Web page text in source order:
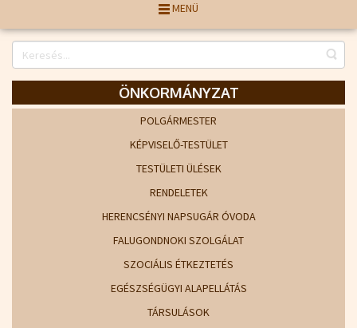
MENÜ
ÖNKORMÁNYZAT
POLGÁRMESTER
KÉPVISELŐ-TESTÜLET
TESTÜLETI ÜLÉSEK
RENDELETEK
HERENCSÉNYI NAPSUGÁR ÓVODA
FALUGONDNOKI SZOLGÁLAT
SZOCIÁLIS ÉTKEZTETÉS
EGÉSZSÉGÜGYI ALAPELLÁTÁS
TÁRSULÁSOK